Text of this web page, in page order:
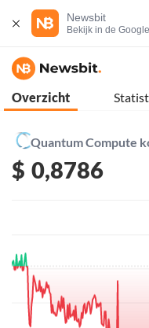
Newsbit
Bekijk in de
Overzicht
Quantum Compute
$ 0,8786